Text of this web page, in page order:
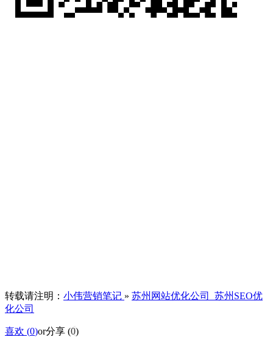
转载请注明： 小伟营销笔记 » 苏州网站优化公司_苏州SEO优
化公司
喜欢 (0)or分享 (0)